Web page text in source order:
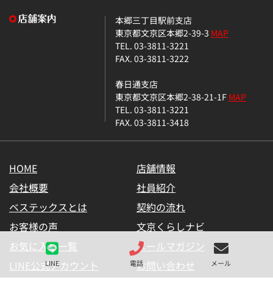
LINE 電話 メール
本郷三丁目駅前支店
東京都文京区本郷2-39-3 MAP
TEL. 03-3811-3221
FAX. 03-3811-3222
春日通支店
東京都文京区本郷2-38-21-1FMAP
TEL. 03-3811-3221
FAX. 03-3811-3418
HOME
店舗情報
会社概要
社員紹介
ベステックスとは
契約の流れ
お客様の声
文京くらしナビ
お気に入り一覧
メールマガジン
LINE公式アカウント
お問い合わせ